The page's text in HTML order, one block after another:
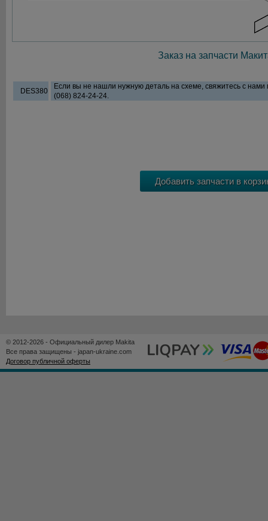
Заказ на запчасти
DES380
Если вы не нашли нужную деталь на схеме, свяжитесь с
(068) 824-24-24.
© 2012-2026 - Официальный дилер Makita
Все права защищены - japan-ukraine.com
Договор публичной оферты